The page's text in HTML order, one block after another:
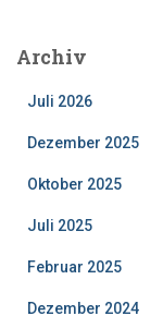
Archiv
Juli 2026
Dezember 2025
Oktober 2025
Juli 2025
Februar 2025
Dezember 2024